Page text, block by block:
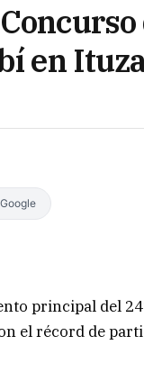
en
principal del
el récord de